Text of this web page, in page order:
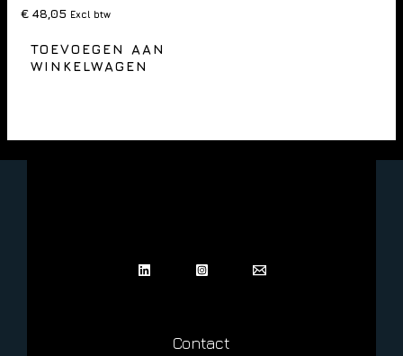
€ 48,05 Excl btw
TOEVOEGEN AAN
WINKELWAGEN
Contact